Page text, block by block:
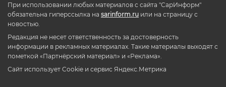
При использовании любых материалов с сайта "СарИнформ"
обязательна гиперссылка на sarinform.ru или на страницу с
новостью.
Редакция не несет ответственность за достоверность
информации в рекламных материалах. Такие материалы выходят с
пометкой «Партнёрский материал» и «Реклама».
Сайт использует Cookie и сервиc Яндекс.Метрика